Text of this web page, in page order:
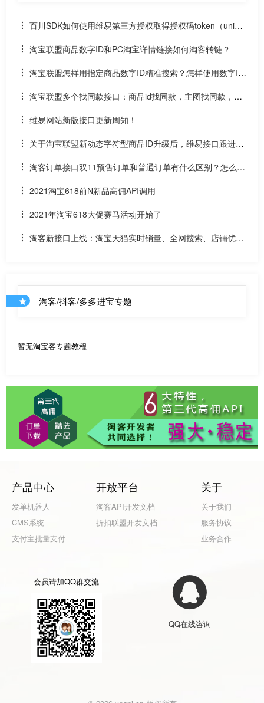
百川SDK如何使用维易第三方授权取得授权码token（uniap
p）淘宝联盟商品数字ID和PC淘宝详情链接如何淘客转链？
淘宝联盟怎样用指定商品数字ID精准搜索？怎样使用数字ID
和场景ID2转链？
淘宝联盟多个找同款接口：商品id找同款，主图找同款，SK
U找同款
维易网站新版接口更新周知！
关于淘宝联盟新动态字符型商品ID升级后，维易接口跟进情
况和API调用说明
淘客订单接口双11预售订单和普通订单有什么区别？怎么区
分是淘客双11预售订单是否已付尾款？预售中支付了定金的宝
贝该如何计算佣金
2021淘宝618前N新品高佣API调用
2021年淘宝618大促赛马活动开始了
淘客新接口上线：淘宝天猫实时销量、全网搜索、店铺优惠
淘客/抖客/多多进宝专题
暂无淘宝客专题教程
产品中心
发单机器人
CMS系统
支付宝批量支付
开放平台
淘客API开发文档
折扣联盟开发文档
关于
关于我们
服务协议
业务合作
会员请加QQ群交流
QQ在线咨询